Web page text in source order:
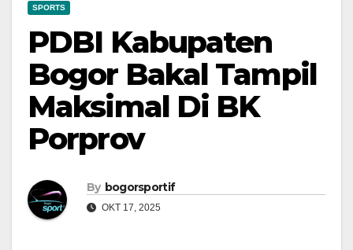
SPORTS
PDBI Kabupaten
Bogor Bakal Tampil
Maksimal Di BK
Porprov
By bogorsportif
OKT 17, 2025